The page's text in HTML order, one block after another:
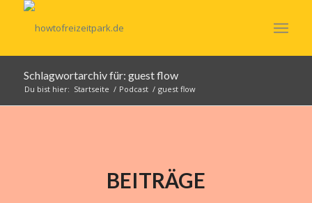
Schlagwortarchiv für: guest flow
Du bist hier: Startseite / Podcast / guest flow
BEITRÄGE